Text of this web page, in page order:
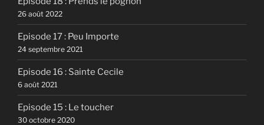
26 août 2022
Episode 17 : Peu Importe
24 septembre 2021
Episode 16 : Sainte Cecile
6 août 2021
Episode 15 : Le toucher
30 octobre 2020